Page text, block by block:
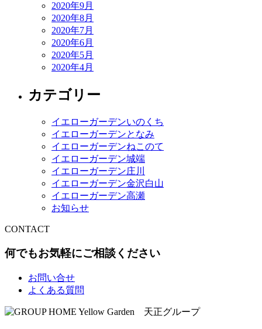
2020年9月
2020年8月
2020年7月
2020年6月
2020年5月
2020年4月
カテゴリー
イエローガーデンいのくち
イエローガーデンとなみ
イエローガーデンねこのて
イエローガーデン城端
イエローガーデン庄川
イエローガーデン金沢白山
イエローガーデン高瀬
お知らせ
CONTACT
何でもお気軽にご相談ください
お問い合せ
よくある質問